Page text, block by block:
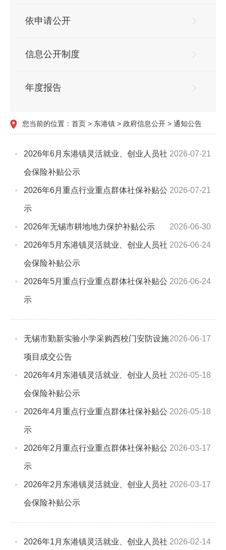
依申请公开
信息公开制度
年度报告
您当前的位置： 首页 > 东港镇 > 政府信息公开 > 通知公告
2026-07-21
2026年6月东港镇灵活就业、创业人员社
会保险补贴公示
2026-07-21
2026年6月重点行业重点群体社保补贴公
示
2026-06-30
2026年无锡市耕地地力保护补贴公示
2026-06-24
2026年5月东港镇灵活就业、创业人员社
会保险补贴公示
2026-06-24
2026年5月重点行业重点群体社保补贴公
示
2026-06-17
无锡市勤新实验小学采购西校门安防设施
项目成交公告
2026-05-18
2026年4月东港镇灵活就业、创业人员社
会保险补贴公示
2026-05-18
2026年4月重点行业重点群体社保补贴公
示
2026-03-17
2026年2月重点行业重点群体社保补贴公
示
2026-03-17
2026年2月东港镇灵活就业、创业人员社
会保险补贴公示
2026-02-14
2026年1月东港镇灵活就业、创业人员社